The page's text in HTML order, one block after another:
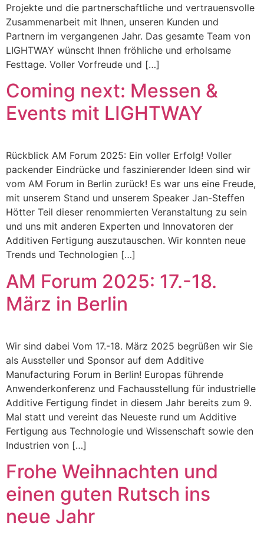
Projekte und die partnerschaftliche und vertrauensvolle
Zusammenarbeit mit Ihnen, unseren Kunden und
Partnern im vergangenen Jahr. Das gesamte Team von
LIGHTWAY wünscht Ihnen fröhliche und erholsame
Festtage. Voller Vorfreude und […]
Coming next: Messen &
Events mit LIGHTWAY
Rückblick AM Forum 2025: Ein voller Erfolg! Voller
packender Eindrücke und faszinierender Ideen sind wir
vom AM Forum in Berlin zurück! Es war uns eine Freude,
mit unserem Stand und unserem Speaker Jan-Steffen
Hötter Teil dieser renommierten Veranstaltung zu sein
und uns mit anderen Experten und Innovatoren der
Additiven Fertigung auszutauschen. Wir konnten neue
Trends und Technologien […]
AM Forum 2025: 17.-18.
März in Berlin
Wir sind dabei Vom 17.-18. März 2025 begrüßen wir Sie
als Aussteller und Sponsor auf dem Additive
Manufacturing Forum in Berlin! Europas führende
Anwenderkonferenz und Fachausstellung für industrielle
Additive Fertigung findet in diesem Jahr bereits zum 9.
Mal statt und vereint das Neueste rund um Additive
Fertigung aus Technologie und Wissenschaft sowie den
Industrien von […]
Frohe Weihnachten und
einen guten Rutsch ins
neue Jahr